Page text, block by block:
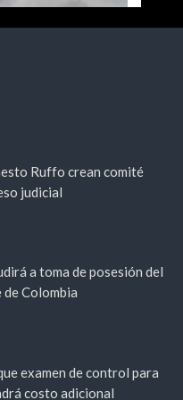
Ruffo crean comité
judicial
a toma de posesión del
Colombia
examen de control para
costo adicional